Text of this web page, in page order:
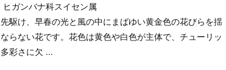
ガンバナ科スイセン属
駆け、早春の光と風の中にまばゆい黄金色の花びらを揺
らない花です。花色は黄色や白色が主体で、チューリッ
彩さに欠 ...